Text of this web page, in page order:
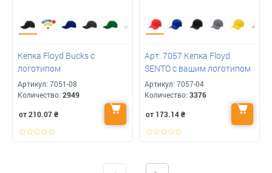
Кепка Floyd Bucks с
логотипом
Артикул: 7051-08
Количество: 2949
от 210.07₴
Арт. 7057 Кепка Floyd
SENTO с вашим логотипом
Артикул: 7057-04
Количество: 3376
от 173.14₴